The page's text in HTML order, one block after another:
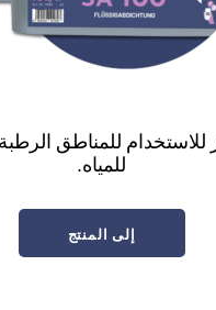
للمناطق
للمياه.
إلى المنتج